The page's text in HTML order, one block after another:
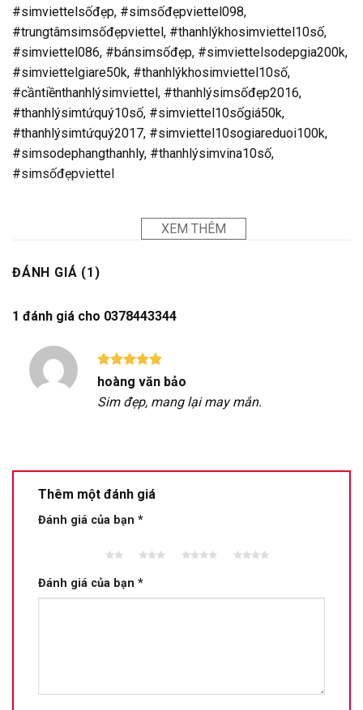
#simviettelsốđẹp, #simsốđẹpviettel098,
#trungtâmsimsốđẹpviettel, #thanhlýkhosimviettel10số,
#simviettel086, #bánsimsốđẹp, #simviettelsodepgia200k,
#simviettelgiare50k, #thanhlýkhosimviettel10số,
#cầntiềnthanhlýsimviettel, #thanhlýsimsốđẹp2016,
#thanhlýsimtứquý10số, #simviettel10sốgiá50k,
#thanhlýsimtứquý2017, #simviettel10sogiareduoi100k,
#simsodephangthanhly, #thanhlýsimvina10số,
#simsốđẹpviettel
XEM THÊM
ĐÁNH GIÁ (1)
1 đánh giá cho 0378443344
Được xếp
hạng5
sao
hoàng văn bảo
Sim đẹp, mang lại may mắn.
Thêm một đánh giá
Đánh giá của bạn *
5 sao
sao
sao
sao
Đánh giá của bạn *